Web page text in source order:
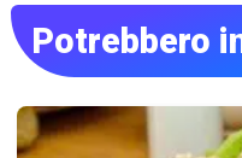
Potrebbero